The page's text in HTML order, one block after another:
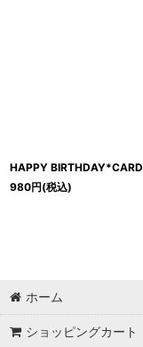
HAPPY BIRTHDAY*CARD
980円(税込)
ホーム
ショッピングカート